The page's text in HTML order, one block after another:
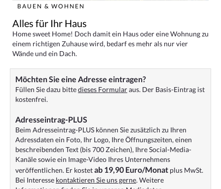
BAUEN & WOHNEN
Alles für Ihr Haus
Home sweet Home! Doch damit ein Haus oder eine Wohnung zu
einem richtigen Zuhause wird, bedarf es mehr als nur vier
Wände und ein Dach.
Möchten Sie eine Adresse eintragen?
Füllen Sie dazu bittedieses Formularaus. Der Basis-Eintrag ist
kostenfrei.
Adresseintrag-PLUS
Beim Adresseintrag-PLUS können Sie zusätzlich zu Ihren
Adressdaten ein Foto, Ihr Logo, Ihre Öffnungszeiten, einen
beschreibenden Text (bis 700 Zeichen), Ihre Social-Media-
Kanäle sowie ein Image-Video Ihres Unternehmens
veröffentlichen. Er kostetab 19,90 Euro/Monat plus MwSt.
Bei Interesse kontaktieren Sie uns gerne. Weitere